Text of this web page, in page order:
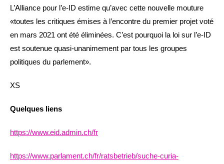
L’Alliance pour l’e-ID estime qu’avec cette nouvelle mouture
«toutes les critiques émises à l’encontre du premier projet voté
en mars 2021 ont été éliminées. C’est pourquoi la loi sur l’e-ID
est soutenue quasi-unanimement par tous les groupes
politiques du parlement».
XS
Quelques liens
https://www.eid.admin.ch/fr
https://www.parlament.ch/fr/ratsbetrieb/suche-curia-